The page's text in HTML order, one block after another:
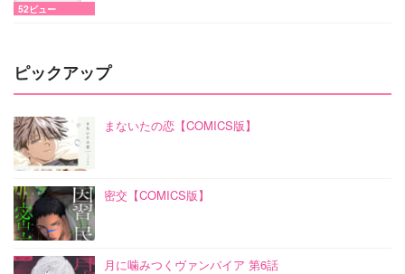
52ビュー
ピックアップ
まないたの恋【COMICS版】
密交【COMICS版】
月に噛みつくヴァンパイア 第6話